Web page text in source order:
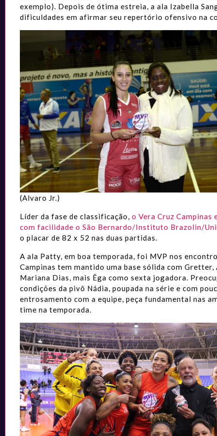
exemplo). Depois de ótima estreia, a ala Izabella
dificuldades em afirmar seu repertório ofensivo na
(Alvaro Jr.)
Líder da fase de classificação,o Vera Cruz Campinas
com facilidade o São Bernardo/Instituto Brazolin/
o placar de 82 x 52 nas duas partidas.
A ala Patty, em boa temporada, foi MVP nos
Campinas tem mantido uma base sólida com Gretter,
Mariana Dias, mais Êga como sexta jogadora.
condições da pivô Nádia, poupada na série e com
entrosamento com a equipe, peça fundamental nas
time na temporada.